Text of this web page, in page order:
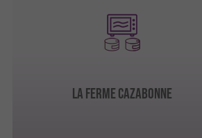
LA FERME CAZABONNE